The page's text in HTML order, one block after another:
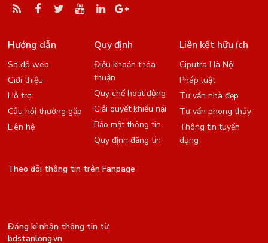
Hướng dẫn
Sơ đồ web
Giới thiệu
Hỗ trợ
Câu hỏi thường gặp
Liên hệ
Quy định
Điều khoản thỏa
thuận
Quy chế hoạt động
Giải quyết khiếu nại
Bảo mật thông tin
Quy định đăng tin
Liên kết hữu ích
Ciputra Hà Nội
Pháp luật
Tư vấn nhà đẹp
Tư vấn phong thủy
Thông tin tuyển
dụng
Theo dõi thông tin trên Fanpage
Đăng kí nhận thông tin từ
bdstanlong.vn